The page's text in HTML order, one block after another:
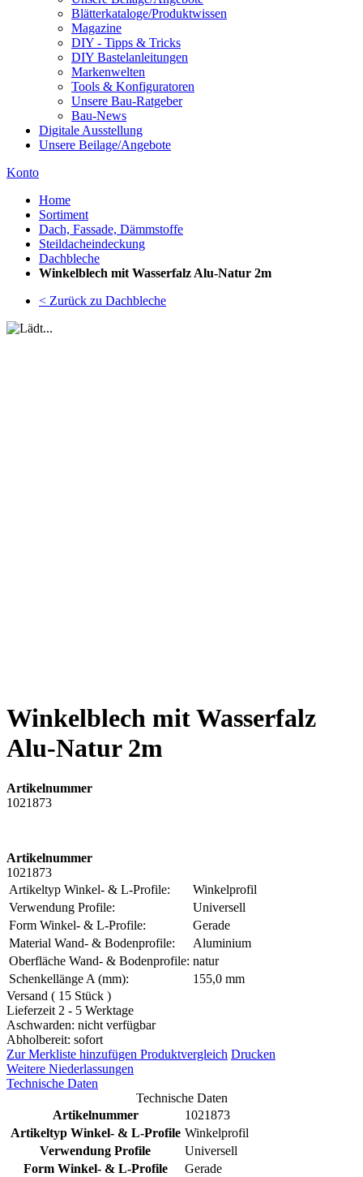
Blätterkataloge/Produktwissen
Magazine
DIY - Tipps & Tricks
DIY Bastelanleitungen
Markenwelten
Tools & Konfiguratoren
Unsere Bau-Ratgeber
Bau-News
Digitale Ausstellung
Unsere Beilage/Angebote
Konto
Home
Sortiment
Dach, Fassade, Dämmstoffe
Steildacheindeckung
Dachbleche
Winkelblech mit Wasserfalz Alu-Natur 2m
< Zurück zu Dachbleche
Winkelblech mit Wasserfalz
Alu-Natur 2m
Artikelnummer
1021873
Artikelnummer
1021873
Artikeltyp Winkel- & L-Profile:
Winkelprofil
Verwendung Profile:
Universell
Form Winkel- & L-Profile:
Gerade
Material Wand- & Bodenprofile:
Aluminium
Oberfläche Wand- & Bodenprofile: natur
Schenkellänge A (mm):
155,0 mm
Versand ( 15 Stück )
Lieferzeit 2 - 5 Werktage
Aschwarden: nicht verfügbar
Abholbereit: sofort
Zur Merkliste hinzufügen Produktvergleich Drucken
Weitere Niederlassungen
Technische Daten
Technische Daten
Artikelnummer
1021873
Artikeltyp Winkel- & L-Profile Winkelprofil
Verwendung Profile
Universell
Form Winkel- & L-Profile
Gerade